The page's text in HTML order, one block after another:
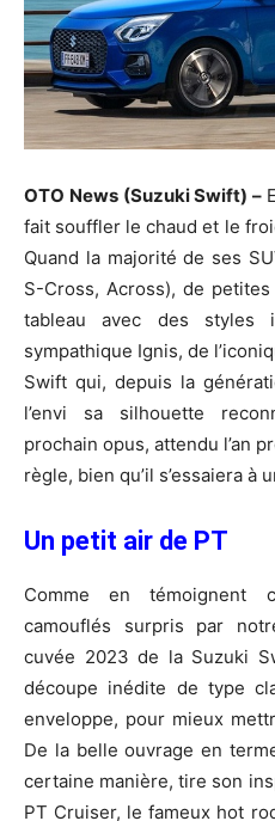
OTO News (Suzuki Swift) –
fait souffler le chaud et le
Quand la majorité de ses
S-Cross, Across), de
tableau avec des styles
sympathique Ignis, de
Swift qui, depuis la
l’envi sa silhouette
prochain opus, attendu l’an
règle, bien qu’il s’essaiera à
Un petit air de PT
Comme en témoignent
camouflés surpris par
cuvée 2023 de la Suzuki
découpe inédite de type
enveloppe, pour mieux
De la belle ouvrage en
certaine manière, tire son
PT Cruiser, le fameux hot